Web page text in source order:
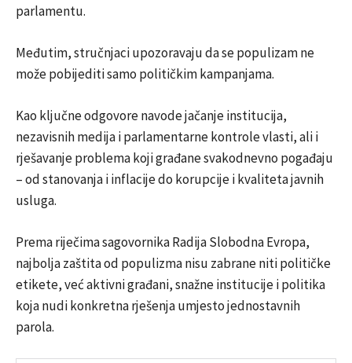
parlamentu.
Međutim, stručnjaci upozoravaju da se populizam ne
može pobijediti samo političkim kampanjama.
Kao ključne odgovore navode jačanje institucija,
nezavisnih medija i parlamentarne kontrole vlasti, ali i
rješavanje problema koji građane svakodnevno pogađaju
– od stanovanja i inflacije do korupcije i kvaliteta javnih
usluga.
Prema riječima sagovornika Radija Slobodna Evropa,
najbolja zaštita od populizma nisu zabrane niti političke
etikete, već aktivni građani, snažne institucije i politika
koja nudi konkretna rješenja umjesto jednostavnih
parola.